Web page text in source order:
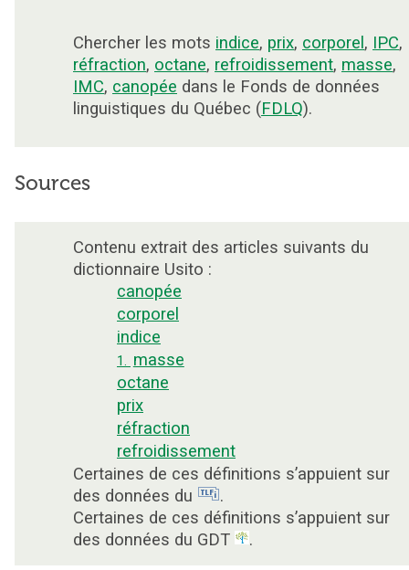
Chercher les mots indice, prix, corporel , IPC,
réfraction, octane, refroidissement, masse,
IMC, canopée dans le Fonds de données
linguistiques du Québec (FDLQ).
Sources
Contenu extrait des articles suivants du
dictionnaire Usito :
canopée
corporel
indice
1. masse
octane
prix
réfraction
refroidissement
Certaines de ces définitions s’appuient sur
des données du
.
Certaines de ces définitions s’appuient sur
des données du GDT
.